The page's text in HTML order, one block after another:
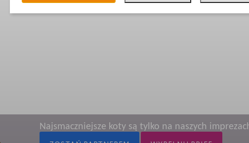
Najsmaczniejsze koty są tylko na naszych